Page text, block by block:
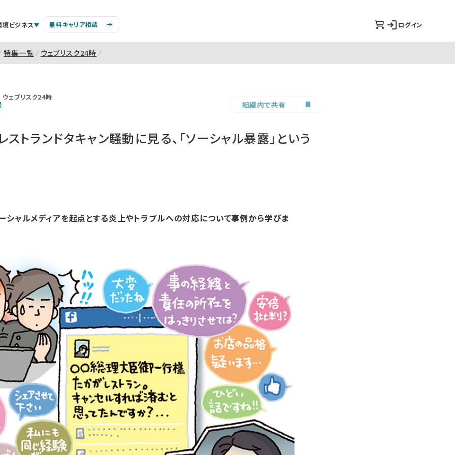
境ビジネス 無料キャリア相談 ログイン
特集一覧 ウェブリスク24時
ウェブリスク24時
組織内で共有
トランドタキャン騒動に見る、「ソーシャル暴露」という
シャルメディアを起点とする炎上やトラブルへの対応について事例から学びま